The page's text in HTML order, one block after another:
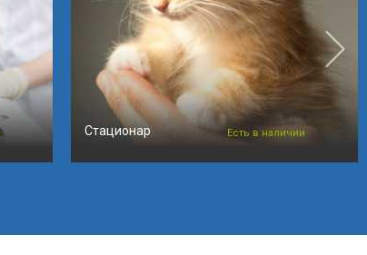
Стационар Есть в наличии